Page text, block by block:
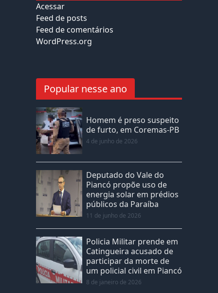
Acessar
Feed de posts
Feed de comentários
WordPress.org
Popular nesse ano
Homem é preso suspeito
de furto, em Coremas-PB
4 de junho de 2026
Deputado do Vale do
Piancó propõe uso de
energia solar em prédios
públicos da Paraíba
11 de junho de 2026
Policia Militar prende em
Catingueira acusado de
participar da morte de
um policial civil em Piancó
8 de janeiro de 2026